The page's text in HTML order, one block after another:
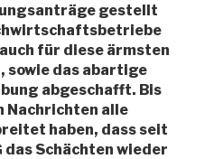
gestellt
für diese ärmsten
sowie das abartige
abgeschafft. Bis
Nachrichten alle
haben, dass seit
Schächten wieder